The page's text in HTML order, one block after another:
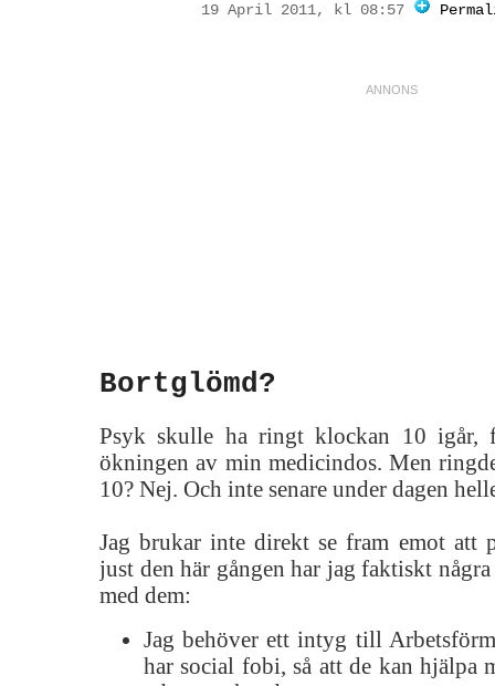
19 April 2011, kl 08:57
Bortglömd?
Psyk skulle ha ringt klockan 10 igår,
ökningen av min medicindos. Men
10? Nej. Och inte senare under dagen
Jag brukar inte direkt se fram emot att
just den här gången har jag faktiskt
med dem:
Jag behöver ett intyg till
har social fobi, så att de kan hjälpa